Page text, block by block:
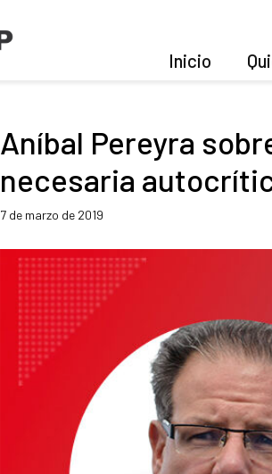
Inicio
Aníbal Pereyra
necesaria
7 de marzo de 2019